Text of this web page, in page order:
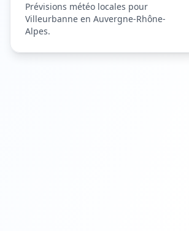
Prévisions météo locales pour
Villeurbanne en Auvergne-Rhône-
Alpes.